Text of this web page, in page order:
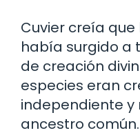
Cuvier creía que
había surgido a
de creación
especies eran
independiente y
ancestro común.